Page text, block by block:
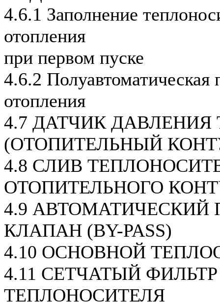
4.6.1 Заполнение
отопления
при первом пуске
4.6.2 Полуавтоматическая
отопления
4.7 ДАТЧИК
(ОТОПИТЕЛЬНЫЙ
4.8 СЛИВ
ОТОПИТЕЛЬНОГО
4.9 АВТОМАТИЧЕСКИЙ
КЛАПАН (BY-PASS)
4.10 ОСНОВНОЙ
4.11 СЕТЧАТЫЙ ФИЛЬТР
ТЕПЛОНОСИТЕЛЯ